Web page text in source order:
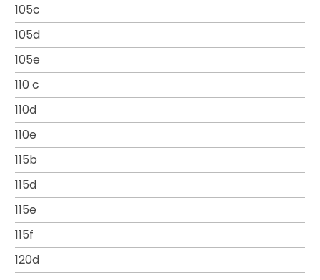
105c
105d
105e
110 c
110d
110e
115b
115d
115e
115f
120d